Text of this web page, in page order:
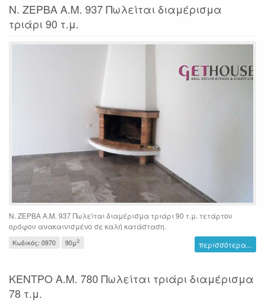
Ν. ΖΕΡΒΑ Α.Μ. 937 Πωλείται διαμέρισμα
τριάρι 90 τ.μ.
Ν. ΖΕΡΒΑ Α.Μ. 937 Πωλείται διαμέρισμα τριάρι 90 τ.μ. τετάρτου
ορόφου ανακαινισμένο σε καλή κατάσταση.
Κωδικός: 0970 90μ2 περισσότερα...
ΚΕΝΤΡΟ Α.Μ. 780 Πωλείται τριάρι διαμέρισμα
78 τ.μ.